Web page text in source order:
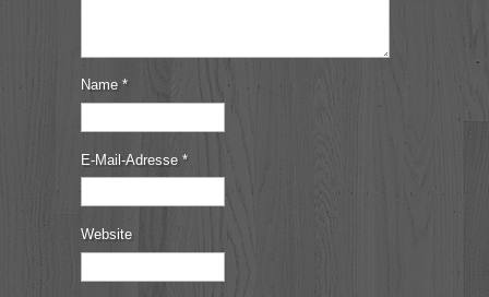
Name *
E-Mail-Adresse *
Website